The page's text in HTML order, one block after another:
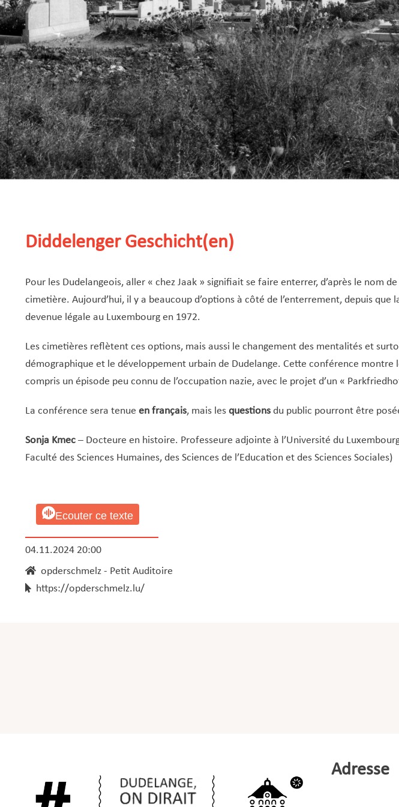
Diddelenger Geschicht(en)
Pour les Dudelangeois, aller « chez Jaak » signifiait se faire enterrer, d’après le nom de
cimetière. Aujourd’hui, il y a beaucoup d’options à côté de l’enterrement, depuis que
devenue légale au Luxembourg en 1972.
Les cimetières reflètent ces options, mais aussi le changement des mentalités et
démographique et le développement urbain de Dudelange. Cette conférence montre
compris un épisode peu connu de l’occupation nazie, avec le projet d’un «
La conférence sera tenue en français, mais les questionsdu public pourront être
Sonja Kmec– Docteure en histoire. Professeure adjointe à l’Université du
Faculté des Sciences Humaines, des Sciences de l’Education et des Sciences Sociales)
Ecouter ce texte
04.11.2024 20:00
opderschmelz - Petit Auditoire
https://opderschmelz.lu/
Adresse